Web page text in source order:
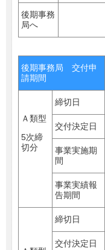
後期事務
局へ
後期事務局 交付申
請期間
Ａ類型
5次締
切分
締切日
交付決定日
事業実施期
間
事業実績報
告期間
締切日
交付決定日